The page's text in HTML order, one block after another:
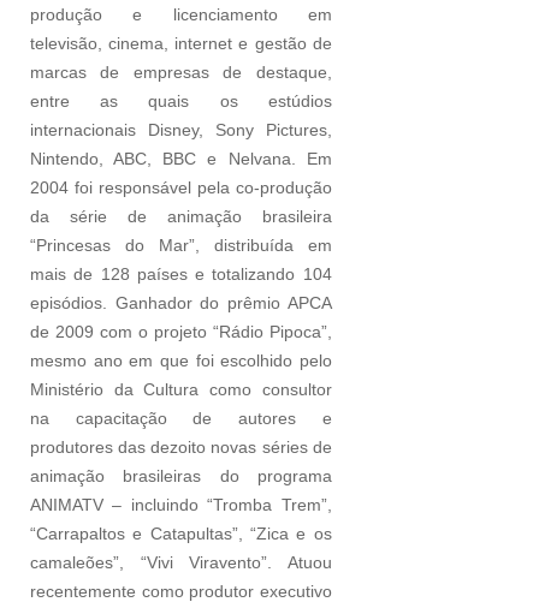
produção e licenciamento em
televisão, cinema, internet e gestão de
marcas de empresas de destaque,
entre as quais os estúdios
internacionais Disney, Sony Pictures,
Nintendo, ABC, BBC e Nelvana. Em
2004 foi responsável pela co-produção
da série de animação brasileira
“Princesas do Mar”, distribuída em
mais de 128 países e totalizando 104
episódios. Ganhador do prêmio APCA
de 2009 com o projeto “Rádio Pipoca”,
mesmo ano em que foi escolhido pelo
Ministério da Cultura como consultor
na capacitação de autores e
produtores das dezoito novas séries de
animação brasileiras do programa
ANIMATV – incluindo “Tromba Trem”,
“Carrapaltos e Catapultas”, “Zica e os
camaleões”, “Vivi Viravento”. Atuou
recentemente como produtor executivo